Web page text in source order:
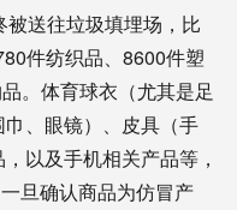
送往垃圾填埋场，比
件纺织品、8600件塑
。体育球衣（尤其是足
、眼镜）、皮具（手
以及手机相关产品等，
旦确认商品为仿冒产